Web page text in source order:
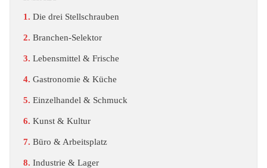
Die drei Stellschrauben
Branchen-Selektor
Lebensmittel & Frische
Gastronomie & Küche
Einzelhandel & Schmuck
Kunst & Kultur
Büro & Arbeitsplatz
Industrie & Lager